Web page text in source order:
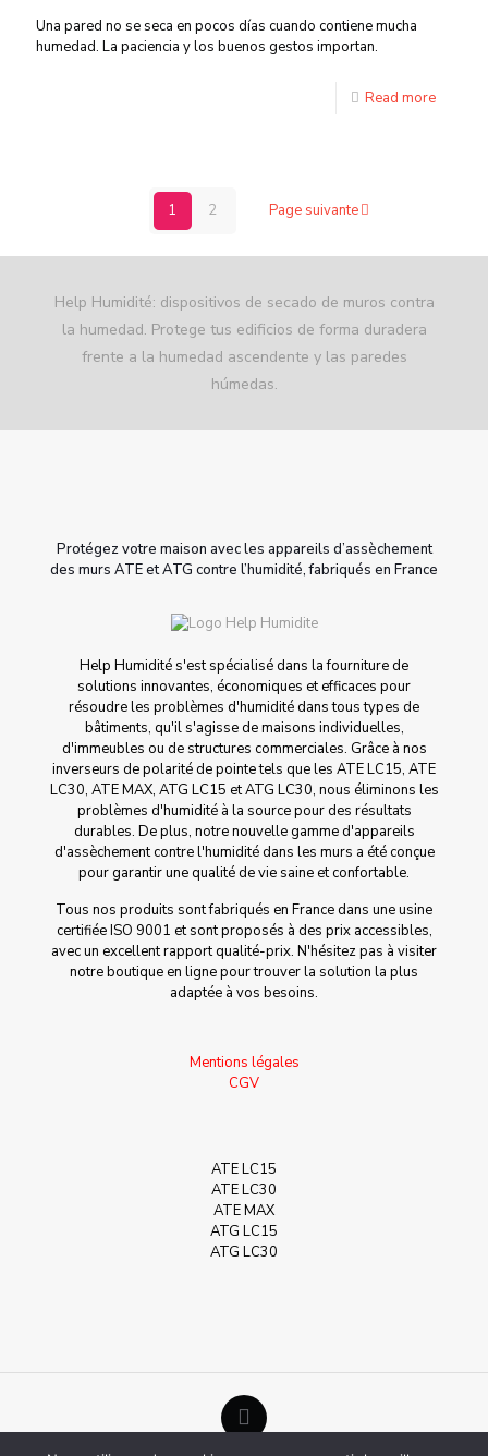
Una pared no se seca en pocos días cuando contiene mucha
humedad. La paciencia y los buenos gestos importan.
Read more
1 2 Page suivante
Help Humidité: dispositivos de secado de muros contra
la humedad. Protege tus edificios de forma duradera
frente a la humedad ascendente y las paredes
húmedas.
Protégez votre maison avec les appareils d’assèchement
des murs ATE et ATG contre l’humidité, fabriqués en France
Help Humidité s'est spécialisé dans la fourniture de
solutions innovantes, économiques et efficaces pour
résoudre les problèmes d'humidité dans tous types de
bâtiments, qu'il s'agisse de maisons individuelles,
d'immeubles ou de structures commerciales. Grâce à nos
inverseurs de polarité de pointe tels que les ATE LC15, ATE
LC30, ATE MAX, ATG LC15 et ATG LC30, nous éliminons les
problèmes d'humidité à la source pour des résultats
durables. De plus, notre nouvelle gamme d'appareils
d'assèchement contre l'humidité dans les murs a été conçue
pour garantir une qualité de vie saine et confortable.
Tous nos produits sont fabriqués en France dans une usine
certifiée ISO 9001 et sont proposés à des prix accessibles,
avec un excellent rapport qualité-prix. N'hésitez pas à visiter
notre boutique en ligne pour trouver la solution la plus
adaptée à vos besoins.
Mentions légales
CGV
ATE LC15
ATE LC30
ATE MAX
ATG LC15
ATG LC30